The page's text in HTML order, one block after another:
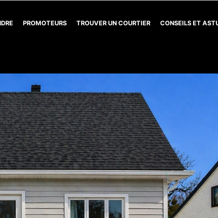
PROMOTEURS TROUVER UN COURTIER CONSEILS ET